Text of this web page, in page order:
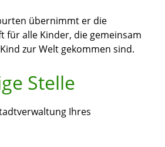
übernimmt er die
für alle Kinder, die gemeinsam
zur Welt gekommen sind.
Stelle
Ihres